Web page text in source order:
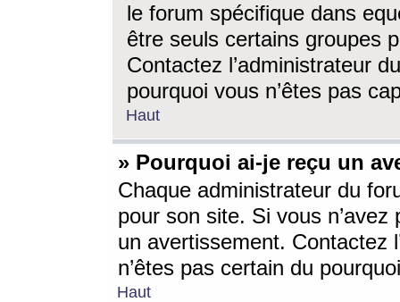
le forum spécifique dans
être seuls certains groupes
Contactez l’administrateur
pourquoi vous n’êtes pas
Haut
» Pourquoi ai-je reçu un
Chaque administrateur du
pour son site. Si vous
un avertissement. Contactez
n’êtes pas certain du
Haut